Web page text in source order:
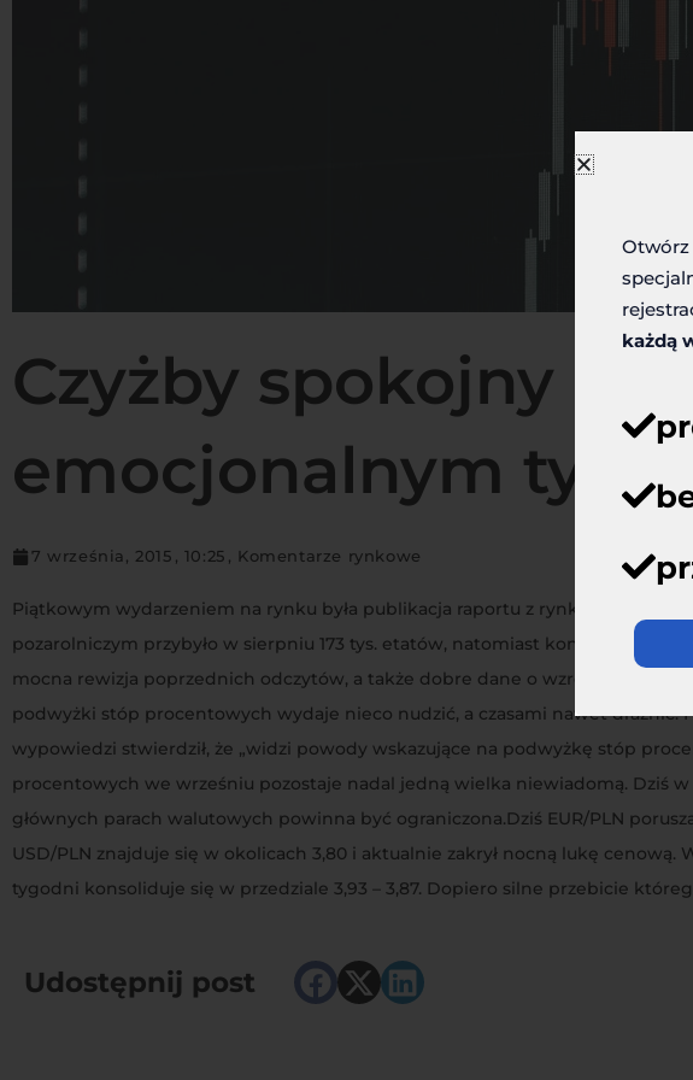
Czyżby spokojny
emocjonalnym
7 września, 2015 , 10:25 , Komentarze rynkowe
Piątkowym wydarzeniem na rynku była publikacja raportu z rynku pracy w
pozarolniczym przybyło w sierpniu 173 tys. etatów, natomiast konsensus
mocna rewizja poprzednich odczytów, a także dobre dane o wzroście
podwyżki stóp procentowych wydaje nieco nudzić, a czasami nawet
wypowiedzi stwierdził, że „widzi powody wskazujące na podwyżkę stóp
procentowych we wrześniu pozostaje nadal jedną wielka niewiadomą. Dziś
głównych parach walutowych powinna być ograniczona.Dziś EUR/PLN
USD/PLN znajduje się w okolicach 3,80 i aktualnie zakrył nocną lukę
tygodni konsoliduje się w przedziale 3,93 – 3,87. Dopiero silne przebicie
Udostępnij post
każdą